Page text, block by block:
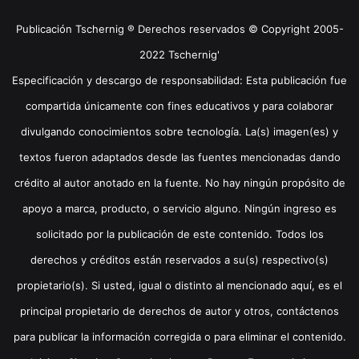
Publicación Tschernig ® Derechos reservados © Copyright 2005-
2022 Tschernig'
Especificación y descargo de responsabilidad: Esta publicación fue
compartida únicamente con fines educativos y para colaborar
divulgando conocimientos sobre tecnología. La(s) imagen(es) y
textos fueron adaptados desde las fuentes mencionadas dando
crédito al autor anotado en la fuente. No hay ningún propósito de
apoyo a marca, producto, o servicio alguno. Ningún ingreso es
solicitado por la publicación de este contenido. Todos los
derechos y créditos están reservados a su(s) respectivo(s)
propietario(s). Si usted, igual o distinto al mencionado aquí, es el
principal propietario de derechos de autor y otros, contáctenos
para publicar la información corregida o para eliminar el contenido.